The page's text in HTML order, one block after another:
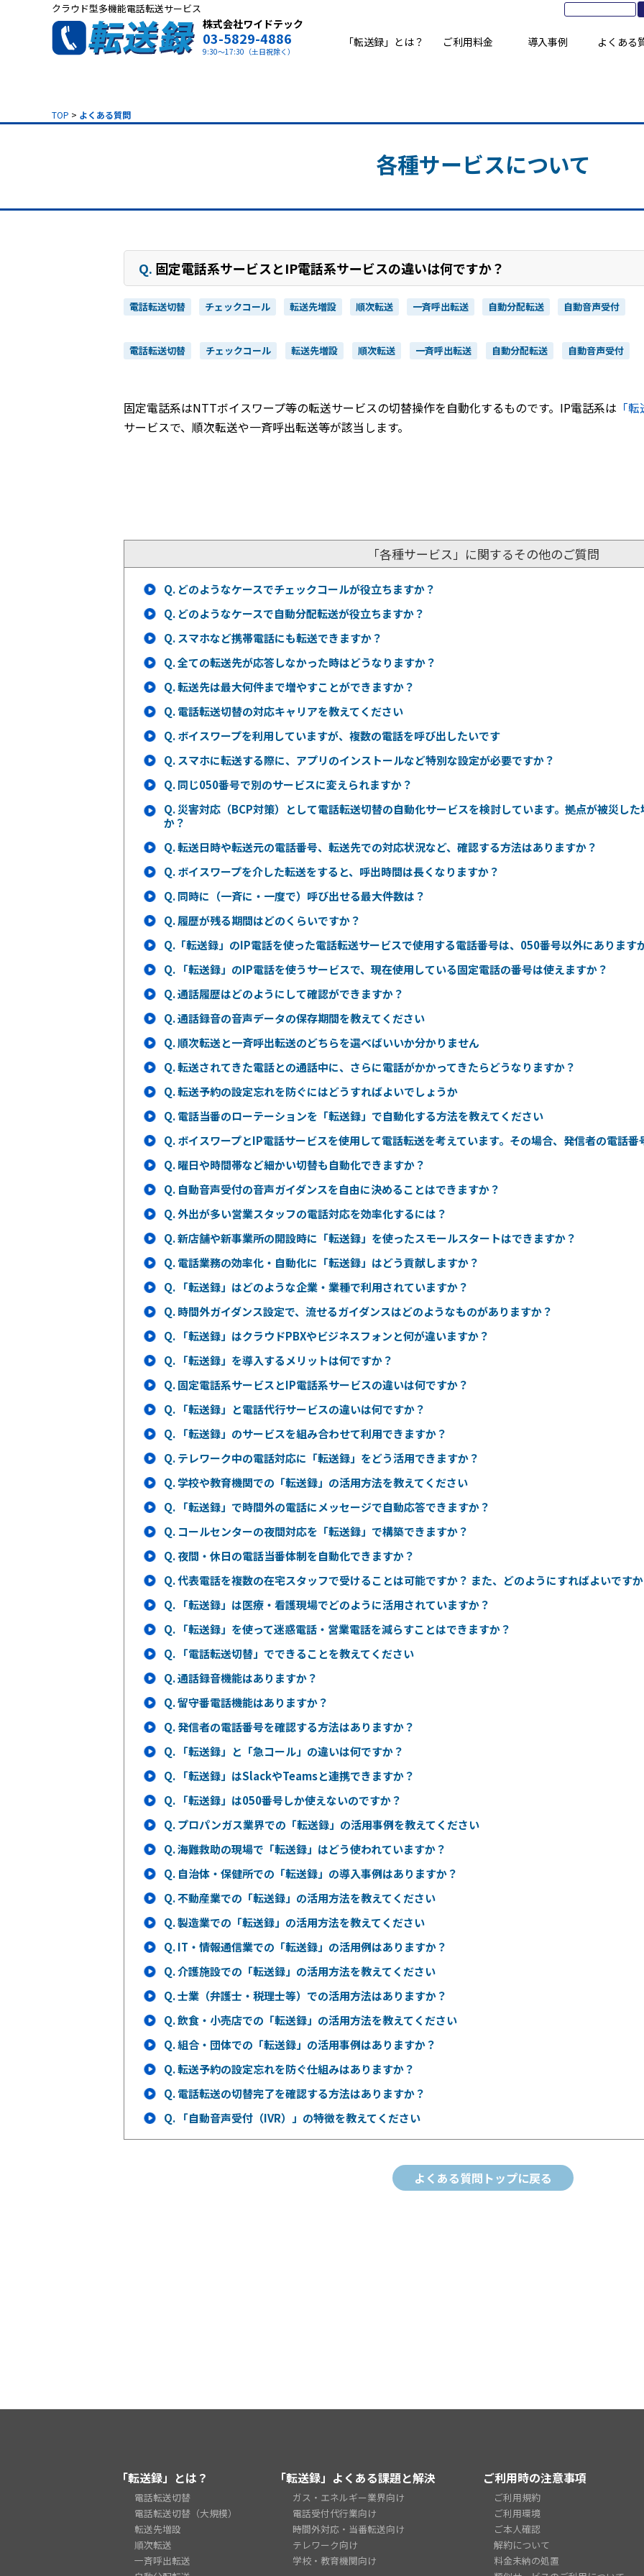
クラウド型多機能電話転送サービス
株式会社ワイドテック
03-5829-4886
9:30～17:30（土日祝除く）
「転送録」とは？ ご利用料金 導入事例 よくある
TOP > よくある質問
各種サービスについて
Q. 固定電話系サービスとIP電話系サービスの違いは何ですか？
電話転送切替 チェックコール 転送先増設 順次転送 一斉呼出転送 自動分配転送 自動音声受付
電話転送切替 チェックコール 転送先増設 順次転送 一斉呼出転送 自動分配転送 自動音声受付
固定電話系はNTTボイスワープ等の転送サービスの切替操作を自動化するものです。IP電話系は 「
サービスで、順次転送や一斉呼出転送等が該当します。
「各種サービス」に関するその他のご質問
Q. どのようなケースでチェックコールが役立ちますか？
Q. どのようなケースで自動分配転送が役立ちますか？
Q.スマホなど携帯電話にも転送できますか？
Q.全ての転送先が応答しなかった時はどうなりますか？
Q.転送先は最大何件まで増やすことができますか？
Q.電話転送切替の対応キャリアを教えてください
Q.ボイスワープを利用していますが、複数の電話を呼び出したいです
Q.スマホに転送する際に、アプリのインストールなど特別な設定が必要ですか？
Q.同じ050番号で別のサービスに変えられますか？
Q.災害対応（BCP対策）として電話転送切替の自動化サービスを検討しています。拠点が被災し
か？
Q.転送日時や転送元の電話番号、転送先での対応状況など、確認する方法はありますか？
Q.ボイスワープを介した転送をすると、呼出時間は長くなりますか？
Q.同時に（一斉に・一度で）呼び出せる最大件数は？
Q.履歴が残る期間はどのくらいですか？
Q. 「転送録」のIP電話を使った電話転送サービスで使用する電話番号は、050番号以外にあります
Q. 「転送録」のIP電話を使うサービスで、現在使用している固定電話の番号は使えますか？
Q.通話履歴はどのようにして確認ができますか？
Q.通話録音の音声データの保存期間を教えてください
Q.順次転送と一斉呼出転送のどちらを選べばいいか分かりません
Q.転送されてきた電話との通話中に、さらに電話がかかってきたらどうなりますか？
Q.転送予約の設定忘れを防ぐにはどうすればよいでしょうか
Q.電話当番のローテーションを「転送録」で自動化する方法を教えてください
Q.ボイスワープとIP電話サービスを使用して電話転送を考えています。その場合、発信者の電話
Q.曜日や時間帯など細かい切替も自動化できますか？
Q. 自動音声受付の音声ガイダンスを自由に決めることはできますか？
Q.外出が多い営業スタッフの電話対応を効率化するには？
Q.新店舗や新事業所の開設時に「転送録」を使ったスモールスタートはできますか？
Q.電話業務の効率化・自動化に「転送録」はどう貢献しますか？
Q. 「転送録」はどのような企業・業種で利用されていますか？
Q.時間外ガイダンス設定で、流せるガイダンスはどのようなものがありますか？
Q. 「転送録」はクラウドPBXやビジネスフォンと何が違いますか？
Q. 「転送録」を導入するメリットは何ですか？
Q.固定電話系サービスとIP電話系サービスの違いは何ですか？
Q. 「転送録」と電話代行サービスの違いは何ですか？
Q. 「転送録」のサービスを組み合わせて利用できますか？
Q.テレワーク中の電話対応に「転送録」をどう活用できますか？
Q.学校や教育機関での「転送録」の活用方法を教えてください
Q. 「転送録」で時間外の電話にメッセージで自動応答できますか？
Q. コールセンターの夜間対応を「転送録」で構築できますか？
Q.夜間・休日の電話当番体制を自動化できますか？
Q.代表電話を複数の在宅スタッフで受けることは可能ですか？ また、どのようにすればよいです
Q. 「転送録」は医療・看護現場でどのように活用されていますか？
Q. 「転送録」を使って迷惑電話・営業電話を減らすことはできますか？
Q. 「電話転送切替」でできることを教えてください
Q.通話録音機能はありますか？
Q.留守番電話機能はありますか？
Q.発信者の電話番号を確認する方法はありますか？
Q. 「転送録」と「急コール」の違いは何ですか？
Q. 「転送録」はSlackやTeamsと連携できますか？
Q. 「転送録」は050番号しか使えないのですか？
Q.プロパンガス業界での「転送録」の活用事例を教えてください
Q.海難救助の現場で「転送録」はどう使われていますか？
Q. 自治体・保健所での「転送録」の導入事例はありますか？
Q.不動産業での「転送録」の活用方法を教えてください
Q.製造業での「転送録」の活用方法を教えてください
Q.IT・情報通信業での「転送録」の活用例はありますか？
Q.介護施設での「転送録」の活用方法を教えてください
Q.士業（弁護士・税理士等）での活用方法はありますか？
Q.飲食・小売店での「転送録」の活用方法を教えてください
Q.組合・団体での「転送録」の活用事例はありますか？
Q.転送予約の設定忘れを防ぐ仕組みはありますか？
Q.電話転送の切替完了を確認する方法はありますか？
Q. 「自動音声受付（IVR）」の特徴を教えてください
よくある質問トップに戻る
「転送録」とは？
電話転送切替
電話転送切替（大規模）
転送先増設
順次転送
一斉呼出転送
「転送録」よくある課題と解決
ガス・エネルギー業界向け
電話受付代行業向け
時間外対応・当番転送向け
テレワーク向け
学校・教育機関向け
ご利用時の注意事項
ご利用規約
ご利用環境
ご本人確認
解約について
料金未納の処置